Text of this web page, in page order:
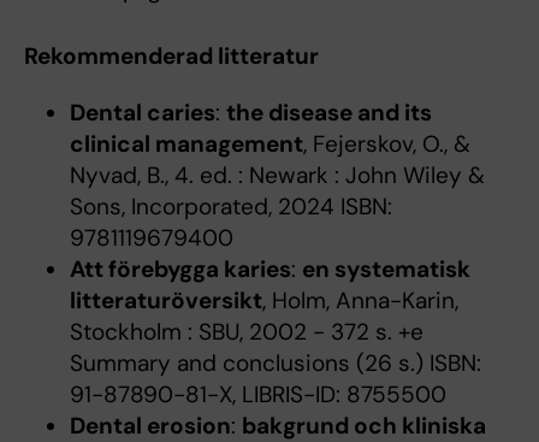
Rekommenderad litteratur
Dental caries: the disease and its
clinical management, Fejerskov, O., &
Nyvad, B., 4. ed. : Newark : John Wiley &
Sons, Incorporated, 2024 ISBN:
9781119679400
Att förebygga karies: en systematisk
litteraturöversikt, Holm, Anna-Karin,
Stockholm : SBU, 2002 - 372 s. +e
Summary and conclusions (26 s.) ISBN:
91-87890-81-X, LIBRIS-ID: 8755500
Dental erosion: bakgrund och kliniska